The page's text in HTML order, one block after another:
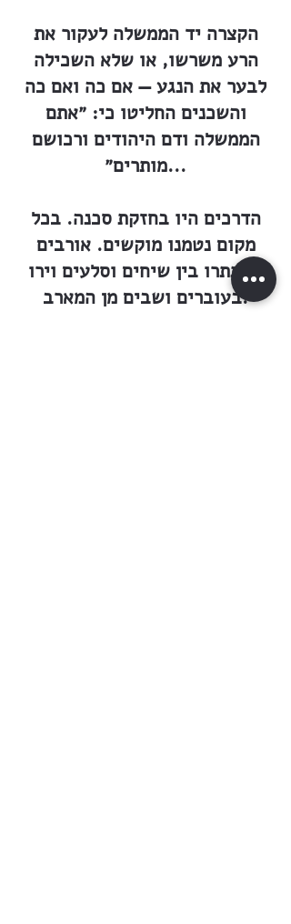
הקצרה יד הממשלה לעקור את
הרע משרשו, או שלא השכילה
לבער את הנגע — אם כה ואם כה
והשכנים החליטו כי: ״אתם
הממשלה ודם היהודים ורכושם
מותרים״...
הדרכים היו בחזקת סכנה. בכל
מקום נטמנו מוקשים. אורבים
הסתתרו בין שיחים וסלעים וירו
בעוברים ושבים מן המארב.